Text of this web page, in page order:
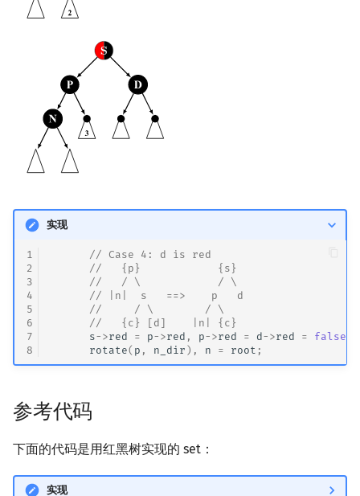
实现
1
2
3
4
5
6
7
8
// Case 4: d is red
//   {p}            {s}
//   / \            / \
      // |n|  s   ==>    p   d
//     / \        / \
      //   {c} [d]    |n| {c}
s->red = p->red , p->red = d->red = false
rotate( p , n_dir ), n = root ;
参考代码
下面的代码是用红黑树实现的 set：
实现